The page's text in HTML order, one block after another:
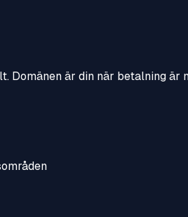
Domänen är din när betalning är